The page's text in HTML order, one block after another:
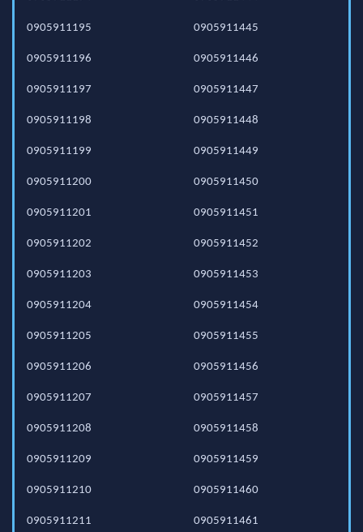
0905911195
0905911196
0905911197
0905911198
0905911199
0905911200
0905911201
0905911202
0905911203
0905911204
0905911205
0905911206
0905911207
0905911208
0905911209
0905911210
0905911211
0905911445
0905911446
0905911447
0905911448
0905911449
0905911450
0905911451
0905911452
0905911453
0905911454
0905911455
0905911456
0905911457
0905911458
0905911459
0905911460
0905911461